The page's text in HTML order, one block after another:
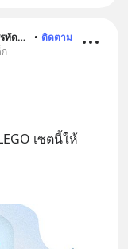
Pluto Parents เลี้ยงลูกให้ทันโลก by 8 บรรทัดครึ่ง • ติดตาม
เซตนี้ให้